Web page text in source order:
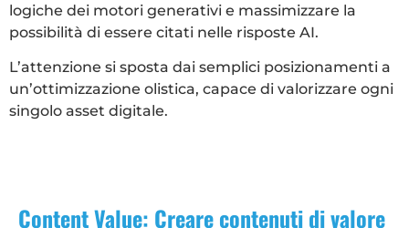
logiche dei motori generativi e massimizzare la
possibilità di essere citati nelle risposte AI.
L’attenzione si sposta dai semplici posizionamenti a
un’ottimizzazione olistica, capace di valorizzare ogni
singolo asset digitale.
Content Value: Creare contenuti di valore